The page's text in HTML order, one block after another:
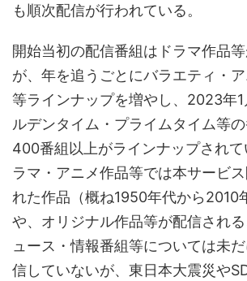
も順次配信が行われている。
開始当初の配信番組はドラマ作品
が、年を追うごとにバラエティ・
等ラインナップを増やし、2023年
ルデンタイム・プライムタイム等
400番組以上がラインナップされ
ラマ・アニメ作品等では本サービ
れた作品（概ね1950年代から2010
や、オリジナル作品等が配信され
ュース・情報番組等については未
信していないが、東日本大震災や